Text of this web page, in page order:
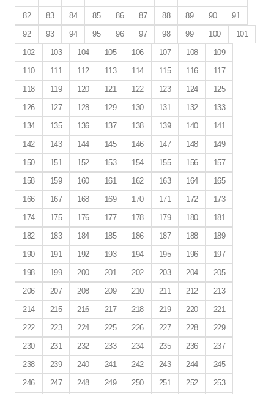
82
83 84 85 86 87 88 89 90
91
92
93 94 95 96 97 98 99 100
101
102
103 104 105 106 107 108
109
110
111 112 113 114 115 116
117
118
119 120 121 122 123 124
125
126
127 128 129 130 131 132
133
134
135 136 137 138 139 140
141
142
143 144 145 146 147 148
149
150
151 152 153 154 155 156
157
158
159 160 161 162 163 164
165
166
167 168 169 170 171 172
173
174
175 176 177 178 179 180
181
182
183 184 185 186 187 188
189
190
191 192 193 194 195 196
197
198
199 200 201 202 203 204
205
206
207 208 209 210 211 212
213
214
215 216 217 218 219 220
221
222
223 224 225 226 227 228
229
230
231 232 233 234 235 236
237
238
239 240 241 242 243 244
245
246
247 248 249 250 251 252
253